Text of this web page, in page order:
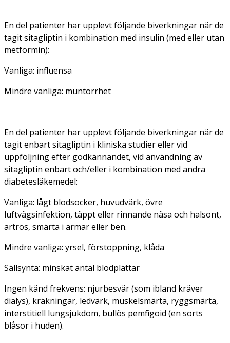
En del patienter har upplevt följande biverkningar när de
tagit sitagliptin i kombination med insulin (med eller utan
metformin):
Vanliga: influensa
Mindre vanliga: muntorrhet
En del patienter har upplevt följande biverkningar när de
tagit enbart sitagliptin i kliniska studier eller vid
uppföljning efter godkännandet, vid användning av
sitagliptin enbart och/eller i kombination med andra
diabetesläkemedel:
Vanliga: lågt blodsocker, huvudvärk, övre
luftvägsinfektion, täppt eller rinnande näsa och halsont,
artros, smärta i armar eller ben.
Mindre vanliga: yrsel, förstoppning, klåda
Sällsynta: minskat antal blodplättar
Ingen känd frekvens: njurbesvär (som ibland kräver
dialys), kräkningar, ledvärk, muskelsmärta, ryggsmärta,
interstitiell lungsjukdom, bullös pemfigoid (en sorts
blåsor i huden).